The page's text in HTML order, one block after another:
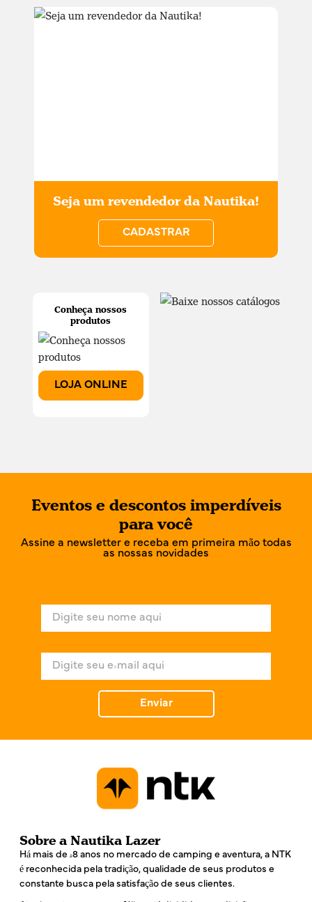
Conheça nossos
produtos
LOJA ONLINE
Seja um revendedor da Nautika!
CADASTRAR
Eventos e descontos imperdíveis
para você
Assine a newsletter e receba em primeira mão todas
as nossas novidades
e
*
Enviar
Sobre a Nautika Lazer
Há mais de 48 anos no mercado de camping e aventura, a NTK
é reconhecida pela tradição, qualidade de seus produtos e
constante busca pela satisfação de seus clientes.